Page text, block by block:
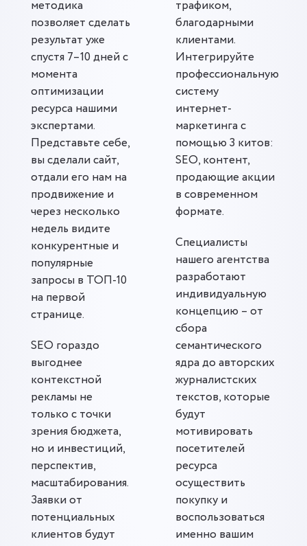
методика
позволяет сделать
результат уже
спустя 7–10 дней с
момента
оптимизации
ресурса нашими
экспертами.
Представьте себе,
вы сделали сайт,
отдали его нам на
продвижение и
через несколько
недель видите
конкурентные и
популярные
запросы в ТОП-10
на первой
странице.
SEO гораздо
выгоднее
контекстной
рекламы не
только с точки
зрения бюджета,
но и инвестиций,
перспектив,
масштабирования.
Заявки от
потенциальных
клиентов будут
трафиком,
благодарными
клиентами.
Интегрируйте
профессиональную
систему
интернет-
маркетинга с
помощью 3 китов:
SEO, контент,
продающие акции
в современном
формате.
Специалисты
нашего агентства
разработают
индивидуальную
концепцию – от
сбора
семантического
ядра до авторских
журналистских
текстов, которые
будут
мотивировать
посетителей
ресурса
осуществить
покупку и
воспользоваться
именно вашим